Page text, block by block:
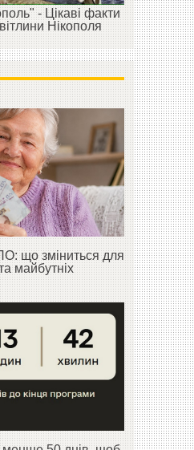
- Цікаві факти
Нікополя
що зміниться для
майбутніх